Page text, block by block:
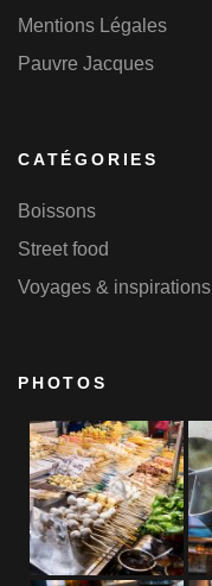
Mentions Légales
Pauvre Jacques
CATÉGORIES
Boissons
Street food
Voyages & inspirations
PHOTOS